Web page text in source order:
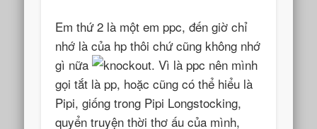
Em thứ 2 là một em ppc, đến giờ chỉ
nhớ là của hp thôi chứ cũng không nhớ
gì nữa
. Vì là ppc nên mình
gọi tắt là pp, hoặc cũng có thể hiểu là
Pipi, giống trong Pipi Longstocking,
quyển truyện thời thơ ấu của mình,